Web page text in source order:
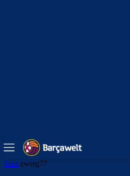
Start zwerg77